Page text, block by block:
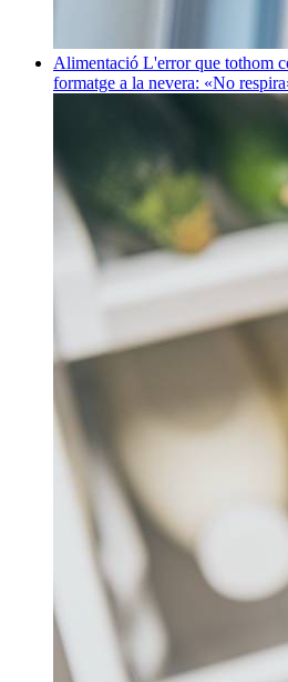
Alimentació L'error que tothom
formatge a la nevera: «No